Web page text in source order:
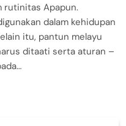
rutinitas Apapun.
dalam kehidupan
itu, pantun melayu
ditaati serta aturan –